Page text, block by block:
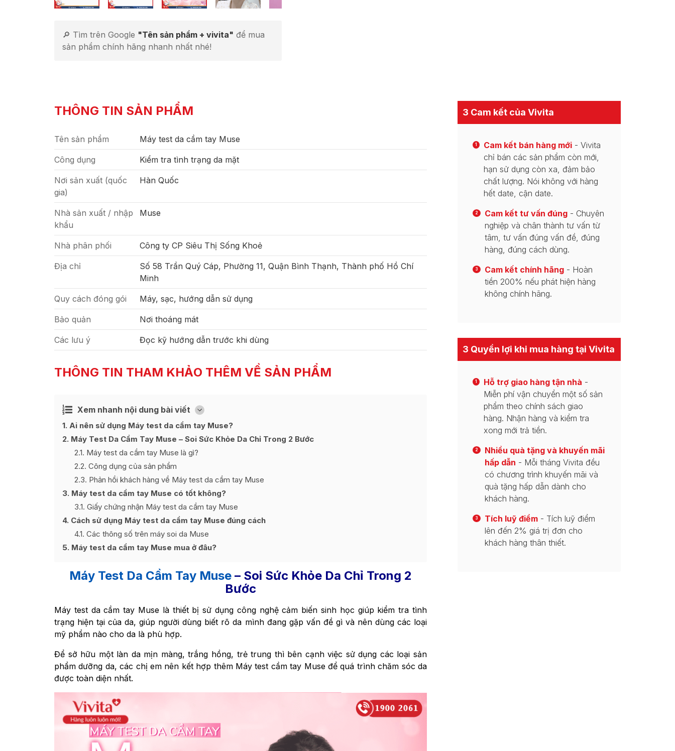
🔎 Tìm trên Google "Tên sản phẩm + vivita" để mua
sản phẩm chính hãng nhanh nhất nhé!
THÔNG TIN SẢN PHẨM
Tên sản phẩm Máy test da cầm tay Muse
Công dụng Kiểm tra tình trạng da mặt
Nơi sản xuất (quốc
gia)
Hàn Quốc
Nhà sản xuất / nhập
khẩu
Muse
Nhà phân phối Công ty CP Siêu Thị Sống Khoẻ
Địa chỉ
Số 58 Trần Quý Cáp, Phường 11, Quận Bình Thạnh, Thành phố Hồ Chí
Minh
Quy cách đóng gói Máy, sạc, hướng dẫn sử dụng
Bảo quản Nơi thoáng mát
Các lưu ý Đọc kỹ hướng dẫn trước khi dùng
THÔNG TIN THAM KHẢO THÊM VỀ SẢN PHẨM
Xem nhanh nội dung bài viết [
Ẩn
1 Ai nên sử dụng Máy test da cầm tay Muse?
2 Máy Test Da Cầm Tay Muse – Soi Sức Khỏe Da Chỉ Trong 2 Bước
2.1 Máy test da cầm tay Muse là gì?
2.2 Công dụng của sản phẩm
2.3 Phản hồi khách hàng về Máy test da cầm tay Muse
3 Máy test da cầm tay Muse có tốt không?
3.1 Giấy chứng nhận Máy test da cầm tay Muse
4 Cách sử dụng Máy test da cầm tay Muse đúng cách
4.1 Các thông số trên máy soi da Muse
5 Máy test da cầm tay Muse mua ở đâu?
Máy Test Da Cầm Tay Muse – Soi Sức Khỏe Da Chỉ Trong 2
Bước
Máy test da cầm tay Muse là thiết bị sử dụng công nghệ cảm biến sinh học giúp kiểm tra tình
trạng hiện tại của da, giúp người dùng biết rõ da mình đang gặp vấn đề gì và nên dùng các loại
mỹ phẩm nào cho da là phù hợp.
Để sở hữu một làn da mịn màng, trắng hồng, trẻ trung thì bên cạnh việc sử dụng các loại sản
phẩm dưỡng da, các chị em nên kết hợp thêm Máy test cầm tay Muse để quá trình chăm sóc da
được toàn diện nhất.
3 Cam kết của Vivita
1 Cam kết bán hàng mới - Vivita
chỉ bán các sản phẩm còn mới,
hạn sử dụng còn xa, đảm bảo
chất lượng. Nói không với hàng
hết date, cận date.
2 Cam kết tư vấn đúng - Chuyên
nghiệp và chân thành tư vấn từ
tâm, tư vấn đúng vấn đề, đúng
hàng, đúng cách dùng.
3 Cam kết chính hãng - Hoàn
tiền 200% nếu phát hiện hàng
không chính hãng.
3 Quyền lợi khi mua hàng tại Vivita
1 Hỗ trợ giao hàng tận nhà -
Miễn phí vận chuyển một số sản
phẩm theo chính sách giao
hàng. Nhận hàng và kiểm tra
xong mới trả tiền.
2
Nhiều quà tặng và khuyến mãi
hấp dẫn - Mỗi tháng Vivita đều
có chương trình khuyến mãi và
quà tặng hấp dẫn dành cho
khách hàng.
3 Tích luỹ điểm - Tích luỹ điểm
lên đến 2% giá trị đơn cho
khách hàng thân thiết.